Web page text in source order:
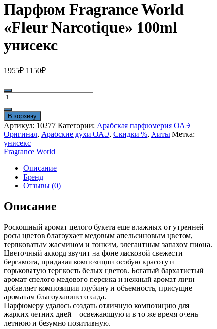
Парфюм Fragrance World
«Fleur Narcotique» 100ml
унисекс
1955₽ Первоначальная
1150₽Текущая
Количество
товара
Парфюм
Fragrance
World
"Fleur
Narcotique"
100ml
унисекс
В корзину
Артикул: 10277 Категории: Арабская парфюмерия ОАЭ
Оригинал, Арабские духи ОАЭ, Скидки %, Хиты Метка:
унисекс
Fragrance World
Описание
Бренд
Отзывы (0)
Описание
Роскошный аромат целого букета еще влажных от утренней
росы цветов благоухает медовым апельсиновым цветом,
терпковатым жасмином и тонким, элегантным запахом пиона.
Цветочный аккорд звучит на фоне ласковой свежести
бергамота, придавая композиции особую красоту и
горьковатую терпкость белых цветов. Богатый бархатистый
аромат спелого медового персика и нежный аромат личи
добавляет композиции глубину и объемность, присущие
ароматам благоухающего сада.
Парфюмеру удалось создать отличную композицию для
жарких летних дней – освежающую и в то же время очень
летнюю и безумно позитивную.